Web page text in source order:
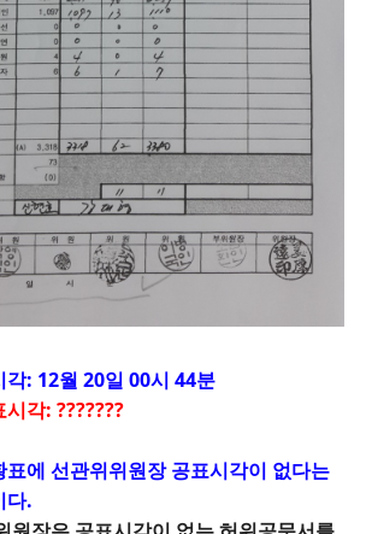
각: 12월 20일 00시 44분
각: ???????
에 선관위위원장 공표시각이 없다는
다.